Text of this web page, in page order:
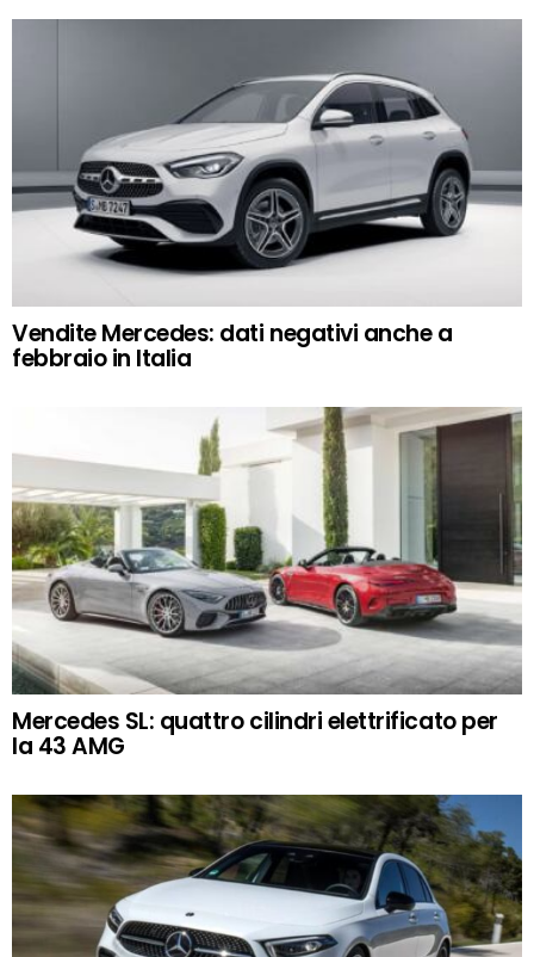
Vendite Mercedes: dati negativi anche a
febbraio in Italia
Mercedes SL: quattro cilindri elettrificato per
la 43 AMG